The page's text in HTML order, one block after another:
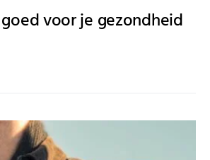
voor je gezondheid